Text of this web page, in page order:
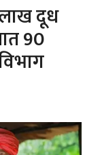
दूध
90